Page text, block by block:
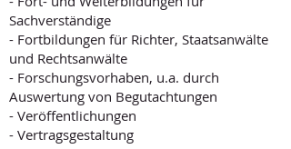
Sachverständige
- Fortbildungen für Richter, Staatsanwälte
und Rechtsanwälte
- Forschungsvorhaben, u.a. durch
Auswertung von Begutachtungen
- Veröffentlichungen
- Vertragsgestaltung